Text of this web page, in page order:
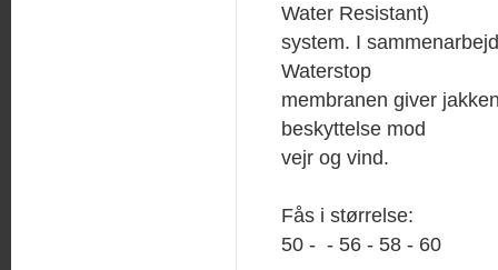
Water Resistant)
system. I
Waterstop
membranen giver
beskyttelse mod
vejr og vind.
Fås i størrelse:
50 - - 56 - 58 - 60